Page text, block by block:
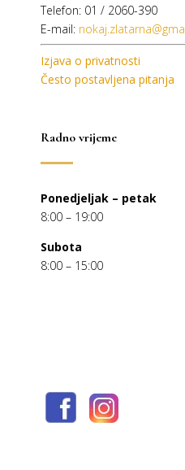
Telefon: 01 / 2060-390
E-mail:
Izjava o privatnosti
Često postavljena pitanja
Radno vrijeme
Ponedjeljak – petak
8:00 – 19:00
Subota
8:00 – 15:00